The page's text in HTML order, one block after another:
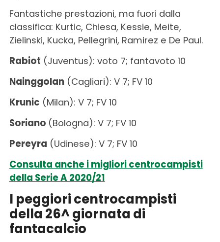
Fantastiche prestazioni, ma fuori dalla
classifica: Kurtic, Chiesa, Kessie, Meite,
Zielinski, Kucka, Pellegrini, Ramirez e De Paul.
Rabiot (Juventus): voto 7; fantavoto 10
Nainggolan(Cagliari): V 7; FV 10
Krunic (Milan): V 7; FV 10
Soriano (Bologna): V 7; FV 10
Pereyra (Udinese): V 7; FV 10
Consulta anche i migliori centrocampisti
della Serie A 2020/21
I peggiori centrocampisti
della 26^ giornata di
fantacalcio